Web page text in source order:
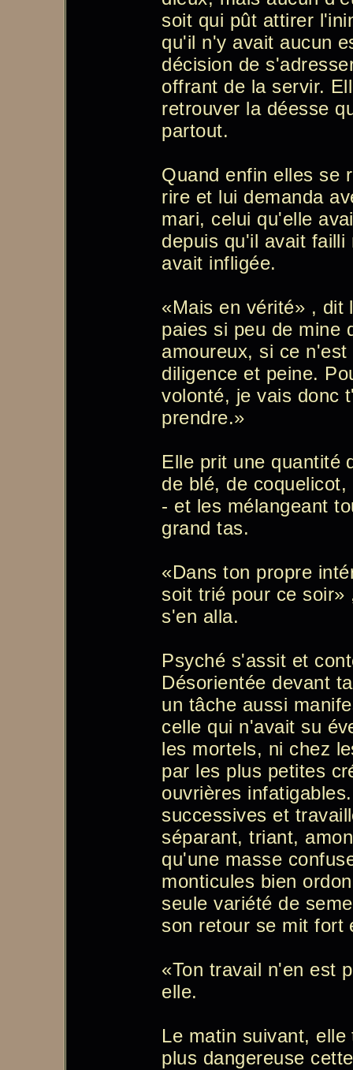
soit qui pût attirer
qu'il n'y avait aucun
décision de
offrant de la servir.
retrouver la déesse
partout.
Quand enfin elles se
rire et lui demanda
mari, celui qu'elle
depuis qu'il avait
avait infligée.
«Mais en vérité» , dit
paies si peu de mine
amoureux, si ce
diligence et peine.
volonté, je vais donc
prendre.»
Elle prit une quantité
de blé, de
- et les mélangeant
grand tas.
«Dans ton propre
soit trié pour ce
s'en alla.
Psyché s'assit et
Désorientée devant
un tâche aussi
celle qui n'avait su
les mortels, ni chez
par les plus petites
ouvrières
successives et
séparant, triant,
qu'une masse
monticules bien
seule variété de
son retour se mit fort
«Ton travail n'en est
elle.
Le matin suivant,
plus dangereuse